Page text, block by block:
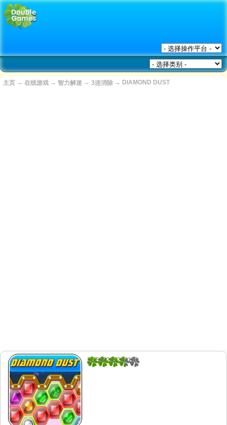
主页 → 在线游戏 → 智力解迷 → 3连消除 → DIAMOND DUST
2.5588235294118